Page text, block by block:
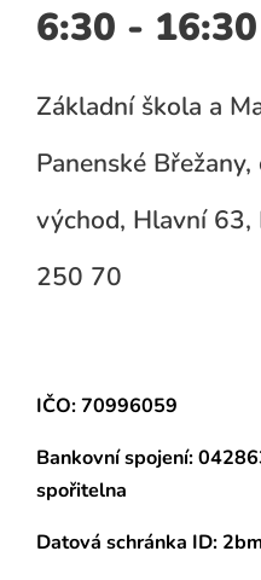
6:30 - 16:30
Základní škola a
Panenské
východ, Hlavní 63,
250 70
IČO: 70996059
Bankovní spojení:
spořitelna
Datová schránka ID: